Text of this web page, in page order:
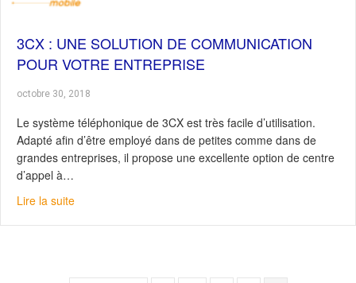
3CX : UNE SOLUTION DE COMMUNICATION
POUR VOTRE ENTREPRISE
octobre 30, 2018
Le système téléphonique de 3CX est très facile d’utilisation.
Adapté afin d’être employé dans de petites comme dans de
grandes entreprises, il propose une excellente option de centre
d’appel à…
Lire la suiteabout 3CX : Une solution de communication pour votre